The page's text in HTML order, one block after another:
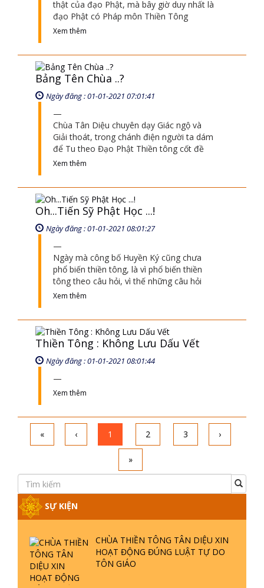
Xem thêm
Oh...Tiến Sỹ Phật Học ...!
Ngày đăng : 01-01-2021 08:01:27
Ngày mà công bố Huyền Ký cũng chưa
tông theo câu hỏi, vì thế những câu hỏi
Xem thêm
Thiền Tông : Không Lưu Dấu Vết
Ngày đăng : 01-01-2021 08:01:44
Xem thêm
‹ 1 2 3
SỰ KIỆN
CHÙA THIỀN TÔNG TÂN DIỆU - TỰ
HÀO DI SẢN VIỆT NAM - VTV8 ĐƯA
TIN THỜII SỰ | TTTD
TÔNG TÂN DIỆU - DIỄN ĐÀN GALA
VTV5 ĐƯA TIN CHÙA THIỀN TÔNG
TÂN DIỆU THAM DỰ LỄ HỘI VĂN
HOÁ 54 DÂN TỘC